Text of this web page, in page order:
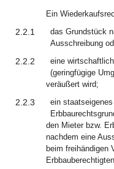
Ein
2.2.1
das Grundstück
Ausschreibung
2.2.2
eine
(geringfügige
veräußert wird;
2.2.3
ein
den Mieter bzw.
nachdem eine
beim freihändigen